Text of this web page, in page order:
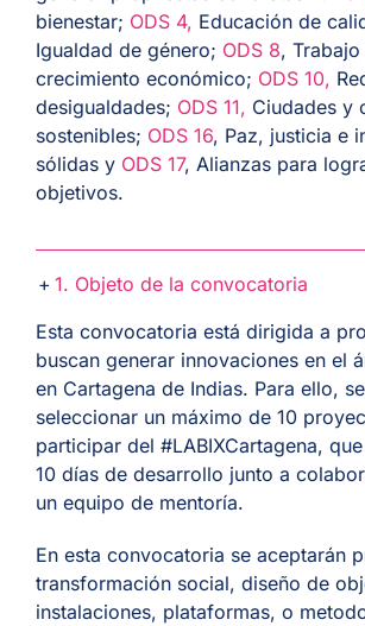
bienestar; ODS 4, Educación de
Igualdad de género; ODS 8,
crecimiento económico; ODS 10,
desigualdades; ODS 11, Ciudades y
sostenibles; ODS 16, Paz, justicia e
sólidas y ODS 17, Alianzas para
objetivos.
1. Objeto de la convocatoria
Esta convocatoria está dirigida a
buscan generar innovaciones en el
en Cartagena de Indias. Para ello,
seleccionar un máximo de 10
participar del #LABIXCartagena,
10 días de desarrollo junto a
un equipo de mentoría.
En esta convocatoria se aceptarán
transformación social, diseño de
instalaciones, plataformas, o